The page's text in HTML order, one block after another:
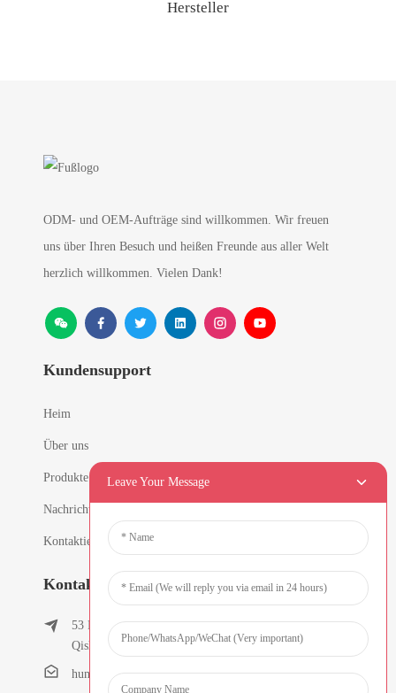
Hersteller
ODM- und OEM-Aufträge sind willkommen. Wir freuen
uns über Ihren Besuch und heißen Freunde aus aller Welt
herzlich willkommen. Vielen Dank!
Kundensupport
Heim
Über uns
Produkte
Nachricht
Kontaktieren Sie uns
Kontaktinformationen
53 East Chunfeng Road, Dorf Tielukeng, Stadt
Qishi, Dongguan, Guangdong, China
humanlu@foxmail.com
Leave Your Message